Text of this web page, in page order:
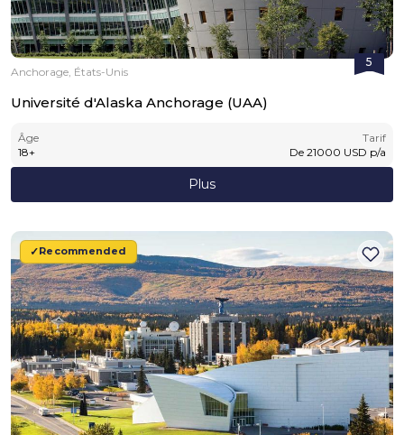
5
Anchorage, États-Unis
Université d'Alaska Anchorage (UAA)
Âge
18+
Tarif
De 21000 USD p/a
Plus
Recommended